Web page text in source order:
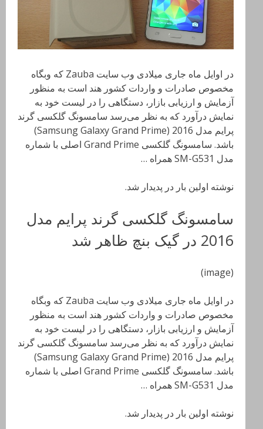
در اوایل ماه جاری میلادی وب سایت Zauba که وبگاه
مخصوص صادرات و واردات کشور هند است به منظور
آزمایش و ارزیابی بازار، دستگاهی را در لیست خود به
نمایش درآورد که به نظر می‌رسد سامسونگ گلکسی گرند
پرایم مدل 2016 (Samsung Galaxy Grand Prime)
باشد. سامسونگ گلکسی Grand Prime اصلی با شماره
مدل SM-G531 همراه …
نوشته اولین بار در پدیدار شد.
سامسونگ گلکسی گرند پرایم مدل
2016 در گیک بنچ ظاهر شد
(image)
در اوایل ماه جاری میلادی وب سایت Zauba که وبگاه
مخصوص صادرات و واردات کشور هند است به منظور
آزمایش و ارزیابی بازار، دستگاهی را در لیست خود به
نمایش درآورد که به نظر می‌رسد سامسونگ گلکسی گرند
پرایم مدل 2016 (Samsung Galaxy Grand Prime)
باشد. سامسونگ گلکسی Grand Prime اصلی با شماره
مدل SM-G531 همراه …
نوشته اولین بار در پدیدار شد.